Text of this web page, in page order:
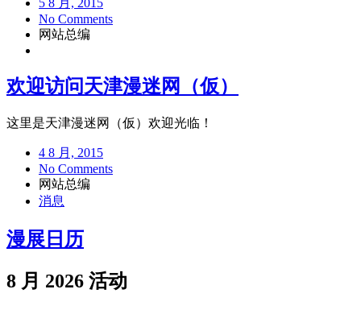
No Comments
网站总编
欢迎访问天津漫迷网（仮）
这里是天津漫迷网（仮）欢迎光临！
4 8 月, 2015
No Comments
网站总编
消息
漫展日历
8 月 2026 活动